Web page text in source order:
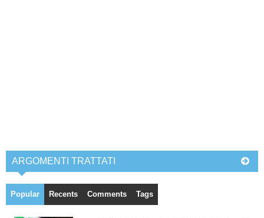
ARGOMENTI TRATTATI
Popular Recents Comments Tags